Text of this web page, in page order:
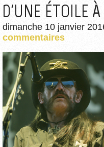
D'UNE ÉTOILE
dimanche 10 janvier
commentaires